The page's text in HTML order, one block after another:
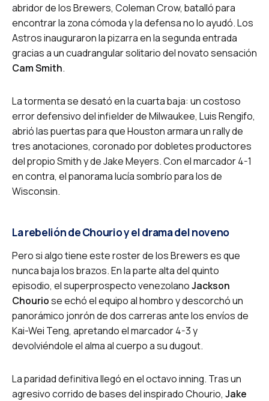
abridor de los Brewers, Coleman Crow, batalló para
encontrar la zona cómoda y la defensa no lo ayudó. Los
Astros inauguraron la pizarra en la segunda entrada
gracias a un cuadrangular solitario del novato sensación
Cam Smith.
La tormenta se desató en la cuarta baja: un costoso
error defensivo del infielder de Milwaukee, Luis Rengifo,
abrió las puertas para que Houston armara un rally de
tres anotaciones, coronado por dobletes productores
del propio Smith y de Jake Meyers. Con el marcador 4-1
en contra, el panorama lucía sombrío para los de
Wisconsin.
La rebelión de Chourio y el drama del noveno
Pero si algo tiene este roster de los Brewers es que
nunca baja los brazos. En la parte alta del quinto
episodio, el superprospecto venezolanoJackson
Chouriose echó el equipo al hombro y descorchó un
panorámico jonrón de dos carreras ante los envíos de
Kai-Wei Teng, apretando el marcador 4-3 y
devolviéndole el alma al cuerpo a su dugout.
La paridad definitiva llegó en el octavo inning. Tras un
agresivo corrido de bases del inspirado Chourio, Jake